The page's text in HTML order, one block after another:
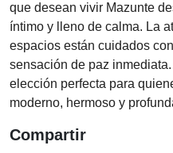
que desean vivir Mazunte
íntimo y lleno de calma. La
espacios están cuidados
sensación de paz inmediata.
elección perfecta para
moderno, hermoso y
Compartir